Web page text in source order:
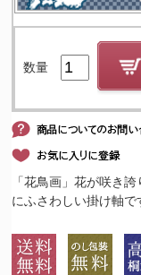
数量
「花鳥画」花が咲き
にふさわしい掛け軸で